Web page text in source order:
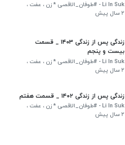
Li In Suk - #طوفان_الاقصی * زن ، عفت ،
افتخار - مرد ، عزت ، اقتدار*
۲ سال پیش
زندگی پس از زندگی ۱۴۰۳ _ قسمت
بیست و پنجم
Li In Suk - #طوفان_الاقصی * زن ، عفت ،
افتخار - مرد ، عزت ، اقتدار*
۲ سال پیش
زندگی پس از زندگی ۱۴۰۲ _ قسمت هفتم
Li In Suk - #طوفان_الاقصی * زن ، عفت ،
افتخار - مرد ، عزت ، اقتدار*
۲ سال پیش